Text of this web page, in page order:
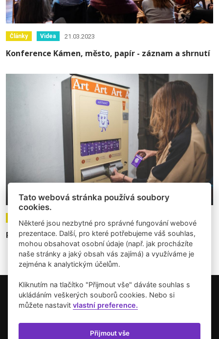
Články Videa 21.03.2023
Konference Kámen, město, papír - záznam a shrnutí
Projekt Artmat: eroze uměleckého elitářství
Copyright © 2026 Umění pro město.
Vytvořilo studio Akcelero.cz
Zásady používání cookies
Tato webová stránka používá soubory
cookies.
Některé jsou nezbytné pro správné fungování webové
prezentace. Další, pro které potřebujeme váš souhlas,
mohou obsahovat osobní údaje (např. jak procházíte
naše stránky a jaký obsah vás zajímá) a využíváme je
zejména k analytickým účelům.
Kliknutím na tlačítko "Přijmout vše" dáváte souhlas s
ukládáním veškerých souborů cookies. Nebo si
můžete nastavitvlastní preference.
Přijmout vše